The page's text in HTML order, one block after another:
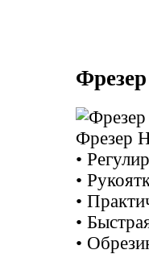
Фрезер
•
•
•
•
•